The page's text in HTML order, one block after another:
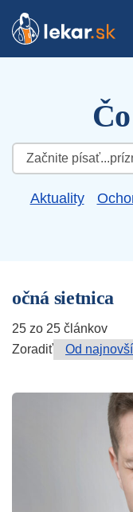
Hľadať:
Aktuality
očná sietnica
25 zo 25 článkov
Zoradiť